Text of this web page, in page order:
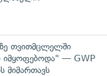
თვითმცლელში
იმყოფებოდა" — GWP
მიმართავს